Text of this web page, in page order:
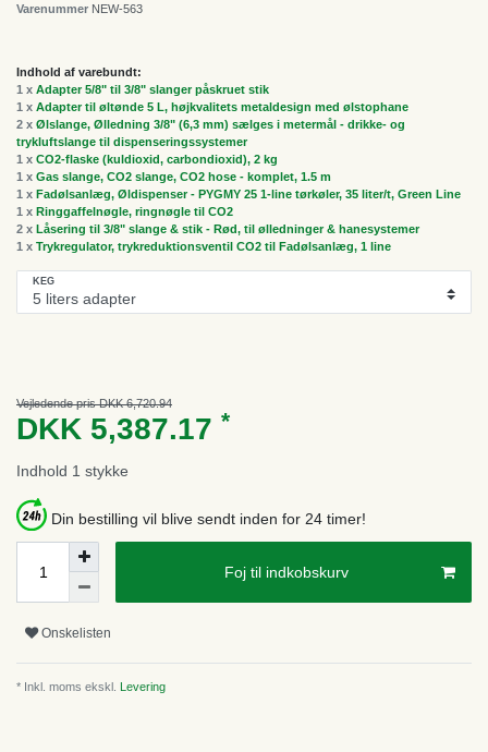
Varenummer NEW-563
Indhold af varebundt:
1 x Adapter 5/8" til 3/8" slanger påskruet stik
1 x Adapter til øltønde 5 L, højkvalitets metaldesign med ølstophane
2 x Ølslange, Ølledning 3/8" (6,3 mm) sælges i metermål - drikke- og
trykluftslange til dispenseringssystemer
1 x CO2-flaske (kuldioxid, carbondioxid), 2 kg
1 x Gas slange, CO2 slange, CO2 hose - komplet, 1.5 m
1 x Fadølsanlæg, Øldispenser - PYGMY 25 1-line tørkøler, 35 liter/t, Green Line
1 x Ringgaffelnøgle, ringnøgle til CO2
2 x Låsering til 3/8" slange & stik - Rød, til ølledninger & hanesystemer
1 x Trykregulator, trykreduktionsventil CO2 til Fadølsanlæg, 1 line
KEG
Vejledende pris DKK 6,720.94
DKK 5,387.17 *
Indhold 1 stykke
Din bestilling vil blive sendt inden for 24 timer!
Foj til indkobskurv
Onskelisten
* Inkl. moms ekskl. Levering